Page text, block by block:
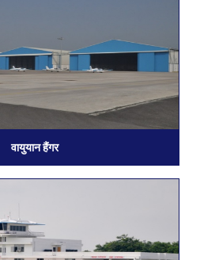
वायुयान हैंगर